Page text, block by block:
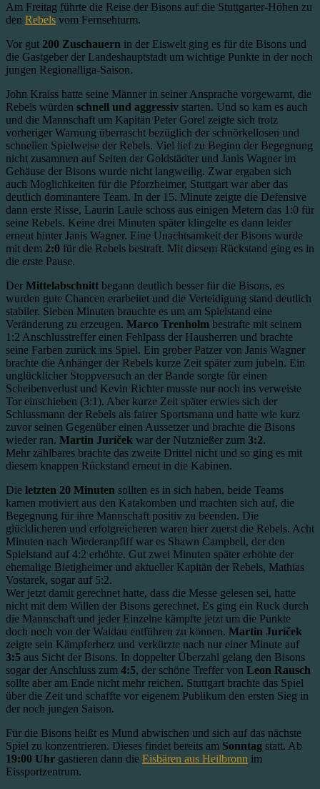
Am Freitag führte die Reise der Bisons auf die Stuttgarter-Höhen zu
den Rebels vom Fernsehturm.
Vor gut 200 Zuschauern in der Eiswelt ging es für die Bisons und
die Gastgeber der Landeshauptstadt um wichtige Punkte in der noch
jungen Regionalliga-Saison.
John Kraiss hatte seine Männer in seiner Ansprache vorgewarnt, die
Rebels würden schnell und aggressiv starten. Und so kam es auch
und die Mannschaft um Kapitän Peter Gorel zeigte sich trotz
vorheriger Warnung überrascht bezüglich der schnörkellosen und
schnellen Spielweise der Rebels. Viel lief zu Beginn der Begegnung
nicht zusammen auf Seiten der Goldstädter und Janis Wagner im
Gehäuse der Bisons wurde nicht langweilig. Zwar ergaben sich
auch Möglichkeiten für die Pforzheimer, Stuttgart war aber das
deutlich dominantere Team. In der 15. Minute zeigte die Defensive
dann erste Risse, Laurin Laule schoss aus einigen Metern das 1:0 für
seine Rebels. Keine drei Minuten später klingelte es dann leider
erneut hinter Janis Wagner. Eine Unachtsamkeit der Bisons wurde
mit dem 2:0 für die Rebels bestraft. Mit diesem Rückstand ging es in
die erste Pause.
Der Mittelabschnitt begann deutlich besser für die Bisons, es
wurden gute Chancen erarbeitet und die Verteidigung stand deutlich
stabiler. Sieben Minuten brauchte es um am Spielstand eine
Veränderung zu erzeugen. Marco Trenholm bestrafte mit seinem
1:2 Anschlusstreffer einen Fehlpass der Hausherren und brachte
seine Farben zurück ins Spiel. Ein grober Patzer von Janis Wagner
brachte die Anhänger der Rebels kurze Zeit später zum jubeln. Ein
unglücklicher Stoppversuch an der Bande sorgte für einen
Scheibenverlust und Kevin Richter musste nur noch ins verweiste
Tor einschieben (3:1). Aber kurze Zeit später erwies sich der
Schlussmann der Rebels als fairer Sportsmann und hatte wie kurz
zuvor seinen Gegenüber einen Aussetzer und brachte die Bisons
wieder ran. Martin Juríček war der Nutznießer zum 3:2.
Mehr zählbares brachte das zweite Drittel nicht und so ging es mit
diesem knappen Rückstand erneut in die Kabinen.
Die letzten 20 Minuten sollten es in sich haben, beide Teams
kamen motiviert aus den Katakomben und machten sich auf, die
Begegnung für ihre Mannschaft positiv zu beenden. Die
glücklicheren und erfolgreicheren waren hier zuerst die Rebels. Acht
Minuten nach Wiederanpfiff war es Shawn Campbell, der den
Spielstand auf 4:2 erhöhte. Gut zwei Minuten später erhöhte der
ehemalige Bietigheimer und aktueller Kapitän der Rebels, Mathias
Vostarek, sogar auf 5:2.
Wer jetzt damit gerechnet hatte, dass die Messe gelesen sei, hatte
nicht mit dem Willen der Bisons gerechnet. Es ging ein Ruck durch
die Mannschaft und jeder Einzelne kämpfte jetzt um die Punkte
doch noch von der Waldau entführen zu können. Martin Juríček
zeigte sein Kämpferherz und verkürzte nach nur einer Minute auf
3:5 aus Sicht der Bisons. In doppelter Überzahl gelang den Bisons
sogar der Anschluss zum 4:5, der schöne Treffer von Leon Rausch
sollte aber am Ende nicht mehr reichen. Stuttgart brachte das Spiel
über die Zeit und schaffte vor eigenem Publikum den ersten Sieg in
der noch jungen Saison.
Für die Bisons heißt es Mund abwischen und sich auf das nächste
Spiel zu konzentrieren. Dieses findet bereits am Sonntag statt. Ab
19:00 Uhr gastieren dann die Eisbären aus Heilbronn im
Eissportzentrum.